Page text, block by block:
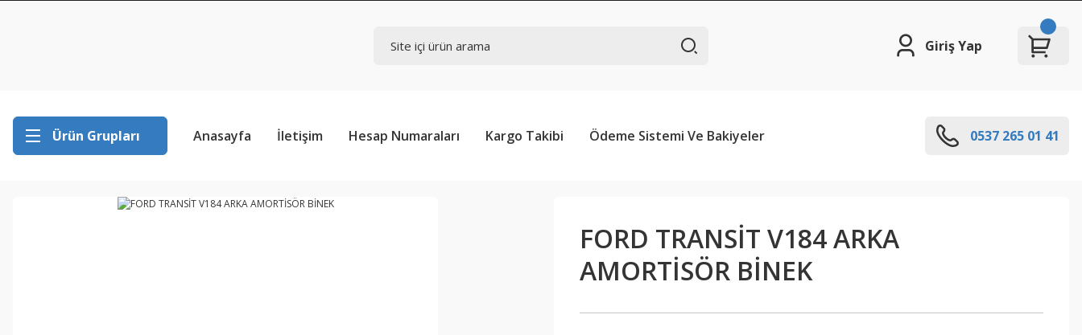
Giriş Yap
Ürün Grupları Anasayfa İletişim Hesap Numaraları Kargo Takibi Ödeme Sistemi Ve Bakiyeler 0537 265 01 41
FORD TRANSİT V184 ARKA
AMORTİSÖR BİNEK